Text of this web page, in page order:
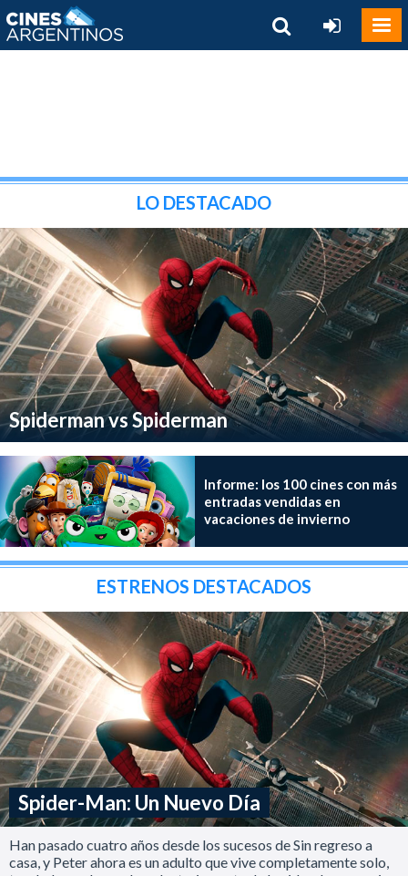
LO DESTACADO
Spiderman vs Spiderman
Informe: los 100 cines con más
entradas vendidas en
vacaciones de invierno
ESTRENOS DESTACADOS
Spider-Man: Un Nuevo Día
Han pasado cuatro años desde los sucesos de Sin regreso a
casa, y Peter ahora es un adulto que vive completamente solo,